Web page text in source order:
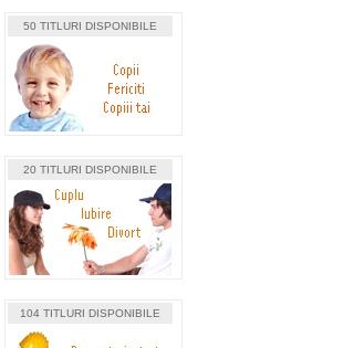
50 TITLURI DISPONIBILE
20 TITLURI DISPONIBILE
104 TITLURI DISPONIBILE